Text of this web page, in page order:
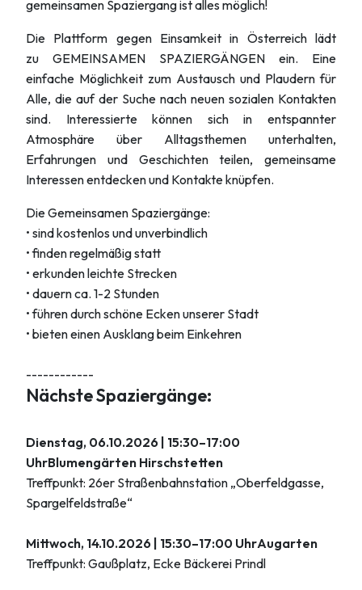
gemeinsamen Spaziergang ist alles möglich!
Die Plattform gegen Einsamkeit in Österreich lädt
zu GEMEINSAMEN SPAZIERGÄNGEN ein. Eine
einfache Möglichkeit zum Austausch und Plaudern für
Alle, die auf der Suche nach neuen sozialen Kontakten
sind. Interessierte können sich in entspannter
Atmosphäre über Alltagsthemen unterhalten,
Erfahrungen und Geschichten teilen, gemeinsame
Interessen entdecken und Kontakte knüpfen.
Die Gemeinsamen Spaziergänge:
• sind kostenlos und unverbindlich
• finden regelmäßig statt
• erkunden leichte Strecken
• dauern ca. 1-2 Stunden
• führen durch schöne Ecken unserer Stadt
• bieten einen Ausklang beim Einkehren
------------
Nächste Spaziergänge:
Dienstag, 06.10.2026 | 15:30–17:00
UhrBlumengärten Hirschstetten
Treffpunkt: 26er Straßenbahnstation „Oberfeldgasse,
Spargelfeldstraße“
Mittwoch, 14.10.2026 | 15:30–17:00 UhrAugarten
Treffpunkt: Gaußplatz, Ecke Bäckerei Prindl